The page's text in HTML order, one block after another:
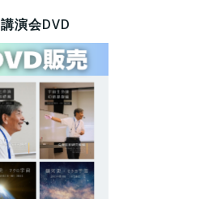
講演会DVD